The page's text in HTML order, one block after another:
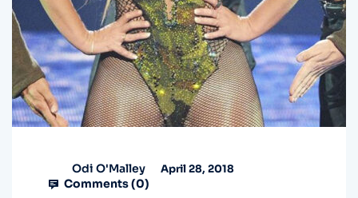
Odi O'Malley April 28, 2018
Comments (0)